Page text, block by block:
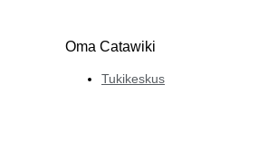
Oma Catawiki
Tukikeskus